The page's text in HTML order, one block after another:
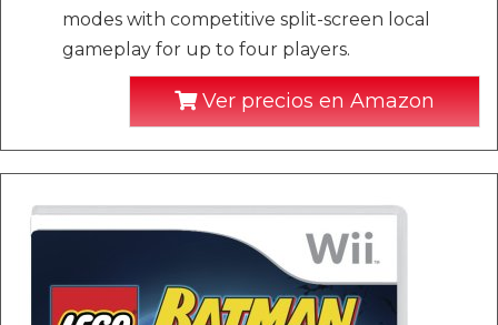
modes with competitive split-screen local
gameplay for up to four players.
Ver precios en Amazon